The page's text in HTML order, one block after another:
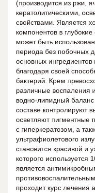
(производится из ржи,
кератолитическими,
свойствами. Является
компонентов в
может быть
периода без побочных
основных
благодаря своей
бактерий. Крем
различные воспаления
водно-липидный
составе контролируют
осветляют пигментные
с гиперкератозом, а
ультрафиолетового
становится красивой и
которого используется
является
проходит курс лечения